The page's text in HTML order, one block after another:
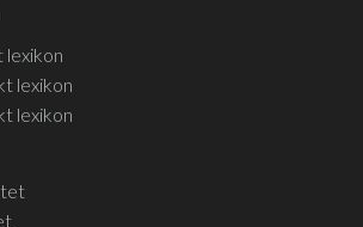
lexikon
lexikon
lexikon